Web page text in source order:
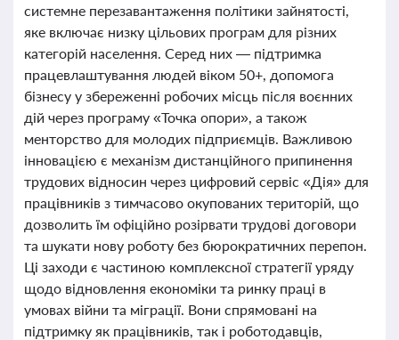
системне перезавантаження політики зайнятості,
яке включає низку цільових програм для різних
категорій населення. Серед них — підтримка
працевлаштування людей віком 50+, допомога
бізнесу у збереженні робочих місць після воєнних
дій через програму «Точка опори», а також
менторство для молодих підприємців. Важливою
інновацією є механізм дистанційного припинення
трудових відносин через цифровий сервіс «Дія» для
працівників з тимчасово окупованих територій, що
дозволить їм офіційно розірвати трудові договори
та шукати нову роботу без бюрократичних перепон.
Ці заходи є частиною комплексної стратегії уряду
щодо відновлення економіки та ринку праці в
умовах війни та міграції. Вони спрямовані на
підтримку як працівників, так і роботодавців,